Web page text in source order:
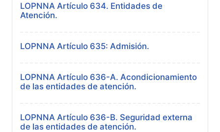
LOPNNA Artículo 634. Entidades de
Atención.
LOPNNA Artículo 635: Admisión.
LOPNNA Artículo 636-A. Acondicionamiento
de las entidades de atención.
LOPNNA Artículo 636-B. Seguridad externa
de las entidades de atención.